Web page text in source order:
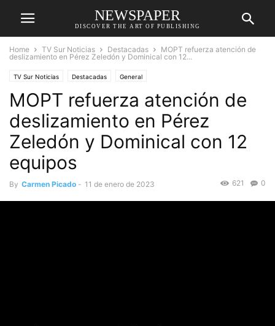
NEWSPAPER
DISCOVER THE ART OF PUBLISHING
Home TV Sur Noticias Destacadas
MOPT refuerza atención de
deslizamiento en Pérez Zeledón y Dominical con 12...
TV Sur Noticias Destacadas General
MOPT refuerza atención de
deslizamiento en Pérez
Zeledón y Dominical con 12
equipos
By Carmen Picado - 11 de enero de 2023 0
621